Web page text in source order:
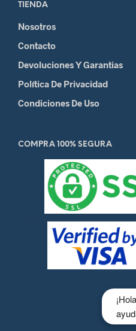
TIENDA
Nosotros
Contacto
Devoluciones Y Garantias
Política De Privacidad
Condiciones De Uso
COMPRA 100% SEGURA